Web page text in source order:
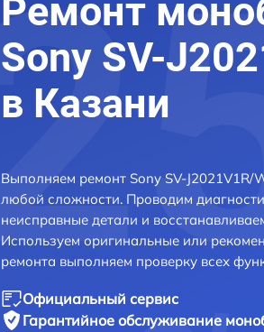
Ремонт
Sony SV-
в Казани
Выполняем ремонт Sony SV-J2021V1R/
любой сложности. Проводим
неисправные детали и
Используем оригинальные или
ремонта выполняем проверку всех
Официальный сервис
Гарантийное обслуживание